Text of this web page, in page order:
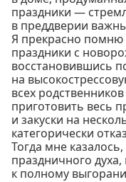
праздники —
в преддверии
Я прекрасно помню
праздники с
восстановившись
на
всех
приготовить весь
и закуски на
категорически
Тогда мне
праздничного
к полному